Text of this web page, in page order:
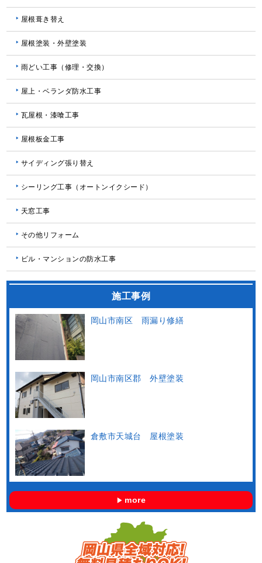
屋根葺き替え
屋根塗装・外壁塗装
雨どい工事（修理・交換）
屋上・ベランダ防水工事
瓦屋根・漆喰工事
屋根板金工事
サイディング張り替え
シーリング工事（オートンイクシード）
天窓工事
その他リフォーム
ビル・マンションの防水工事
施工事例
岡山市南区 雨漏り修繕
岡山市南区郡 外壁塗装
倉敷市天城台 屋根塗装
more